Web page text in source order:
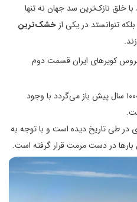
با خلق نازک‌ترین سد جهان نه تنها
تنوانستد در یکی از خشک‌ترین
که قدمت آن به ۱۰۰۰ سال پیش باز می‌گردد با وجود
در طی تاریخ دیده است و با توجه به
بارها در دست مرمت قرار گرفته است.